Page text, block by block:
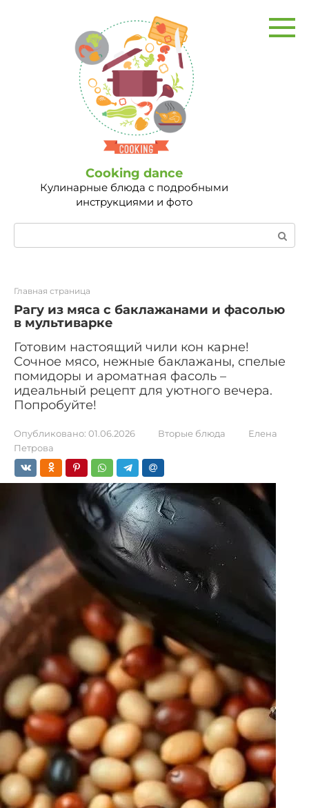
Сooking dance
Кулинарные блюда с подробными
инструкциями и фото
Поиск:
Главная страница
Рагу из мяса с баклажанами и фасолью
в мультиварке
Готовим настоящий чили кон карне!
Сочное мясо, нежные баклажаны, спелые
помидоры и ароматная фасоль –
идеальный рецепт для уютного вечера.
Попробуйте!
Опубликовано: 01.06.2026 Вторые блюда
Елена
Петрова